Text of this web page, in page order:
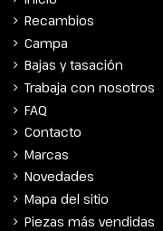
Recambios
Campa
Bajas y tasación
Trabaja con nosotros
FAQ
Contacto
Marcas
Novedades
Mapa del sitio
Piezas más vendidas